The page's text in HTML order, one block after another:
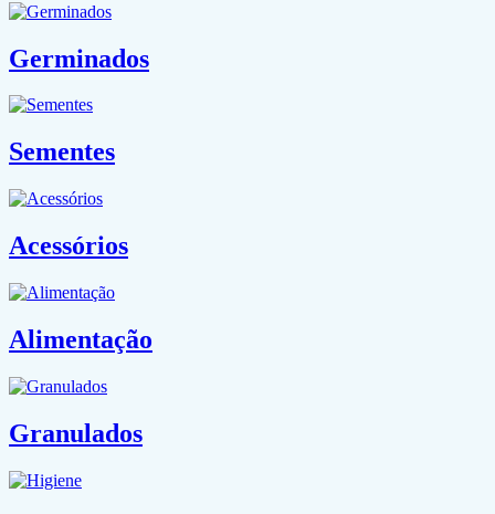
Germinados
Sementes
Acessórios
Alimentação
Granulados